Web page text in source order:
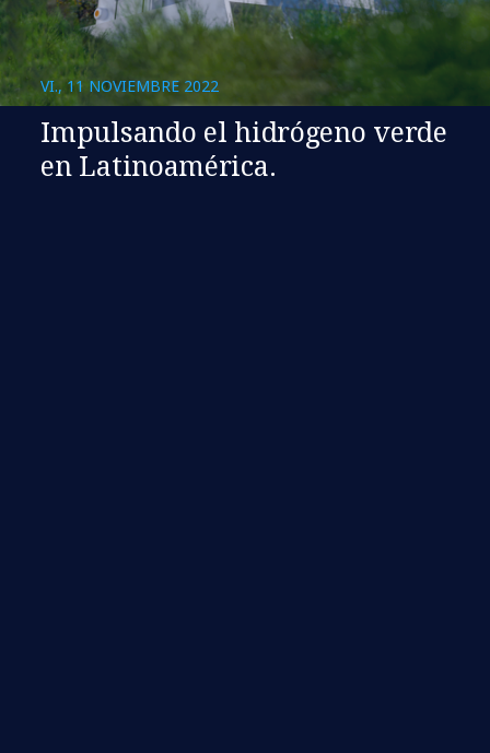
VI., 11 NOVIEMBRE 2022
Impulsando el hidrógeno verde
en Latinoamérica.